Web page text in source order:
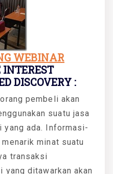
WEBINAR
INTEREST
DISCOVERY :
pembeli akan
suatu jasa
yang ada. Informasi-
minat suatu
transaksi
ditawarkan akan